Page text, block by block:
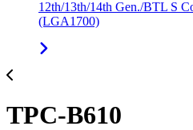
12th/13th/14th Gen./BTL S
(LGA1700)
TPC-B610